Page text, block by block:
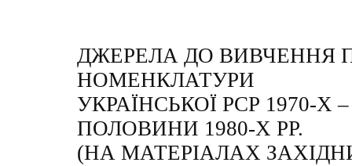
ДЖЕРЕЛА ДО ВИВЧЕННЯ
НОМЕНКЛАТУРИ
УКРАЇНСЬКОЇ РСР 1970-Х
ПОЛОВИНИ 1980-Х РР.
(НА МАТЕРІАЛАХ